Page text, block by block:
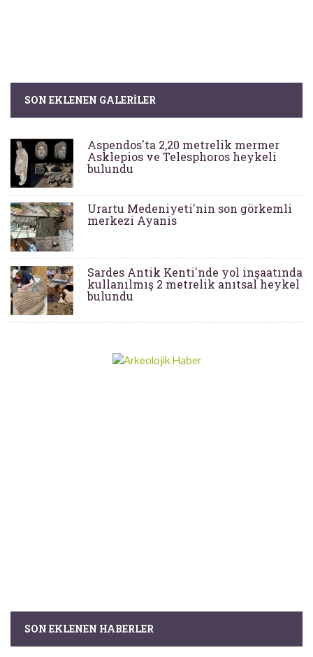
SON EKLENEN GALERILER
Aspendos'ta 2,20 metrelik mermer
Asklepios ve Telesphoros heykeli
bulundu
Urartu Medeniyeti'nin son görkemli
merkezi Ayanis
Sardes Antik Kenti'nde yol inşaatında
kullanılmış 2 metrelik anıtsal heykel
bulundu
SON EKLENEN HABERLER